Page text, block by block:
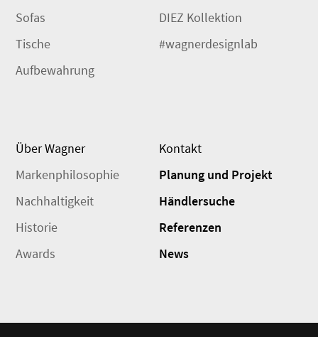
Sofas
Tische
Aufbewahrung
DIEZ Kollektion
#wagnerdesignlab
Über Wagner
Markenphilosophie
Nachhaltigkeit
Historie
Awards
Kontakt
Planung und Projekt
Händlersuche
Referenzen
News